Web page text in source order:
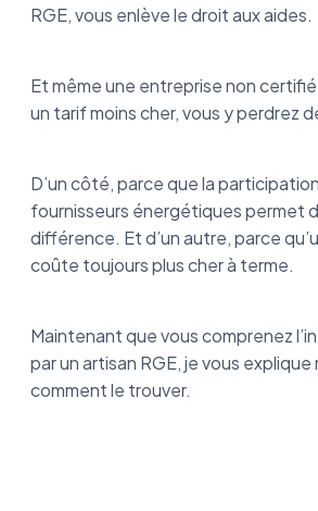
RGE, vous enlève le droit aux aides.
Et même une entreprise non
un tarif moins cher, vous y perdrez
D’un côté, parce que la
fournisseurs énergétiques permet
différence. Et d’un autre, parce
coûte toujours plus cher à terme.
Maintenant que vous comprenez
par un artisan RGE, je vous
comment le trouver.